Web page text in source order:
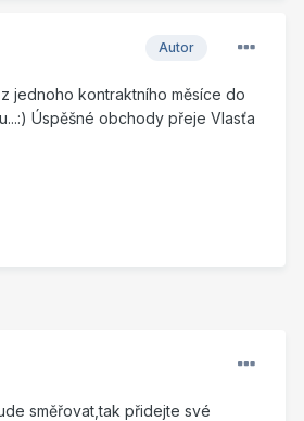
Autor
jednoho kontraktního měsíce do
Úspěšné obchody přeje Vlasťa
směřovat,tak přidejte své